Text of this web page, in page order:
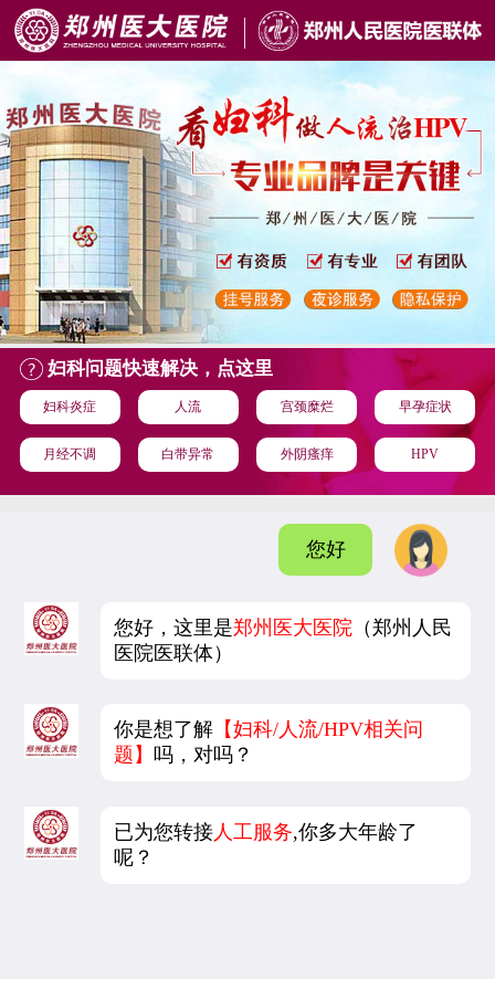
妇科问题快速解决，点这里
妇科炎症 人流 宫颈糜烂 早孕症状
月经不调 白带异常 外阴瘙痒 HPV
您好
您好，这里是郑州医大医院 （郑州人民
医院医联体）
你是想了解 【妇科/人流/HPV相关问
题】吗，对吗？
已为您转接 人工服务,你多大年龄了
呢？